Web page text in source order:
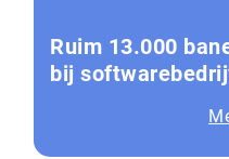
Ruim 13.000
bij